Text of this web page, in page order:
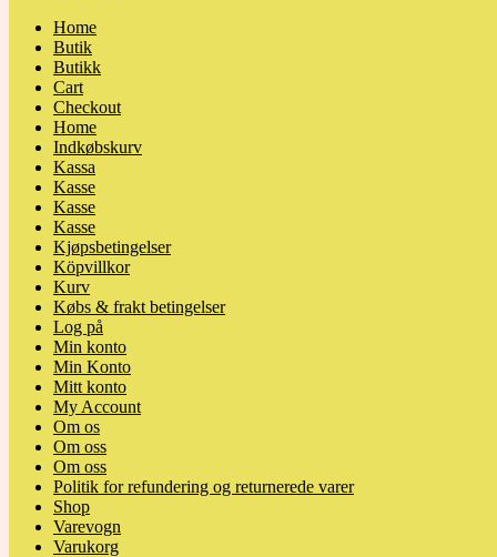
Home
Butik
Butikk
Cart
Checkout
Home
Indkøbskurv
Kassa
Kasse
Kasse
Kasse
Kjøpsbetingelser
Köpvillkor
Kurv
Købs & frakt betingelser
Log på
Min konto
Min Konto
Mitt konto
My Account
Om os
Om oss
Om oss
Politik for refundering og returnerede varer
Shop
Varevogn
Varukorg